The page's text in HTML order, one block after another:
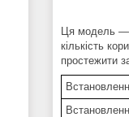
Ця модель —
кількість
простежити